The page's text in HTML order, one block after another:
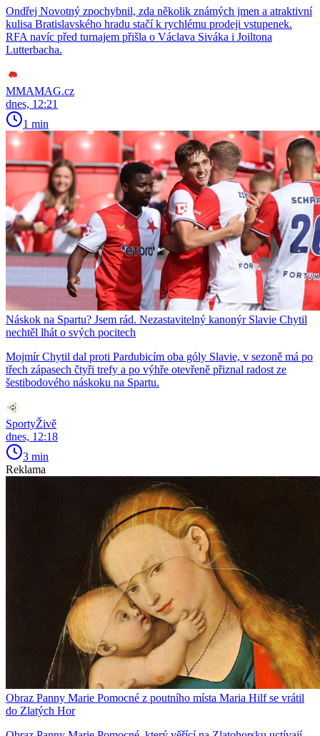
Ondřej Novotný zpochybnil, zda několik známých jmen a atraktivní
kulisa Bratislavského hradu stačí k rychlému prodeji vstupenek.
RFA navíc před turnajem přišla o Václava Siváka i Joiltona
Lutterbacha.
MMAMAG.cz
dnes, 12:21
1 min
Náskok na Spartu? Jsem rád. Nezastavitelný kanonýr Slavie Chytil
nechtěl lhát o svých pocitech
Mojmír Chytil dal proti Pardubicím oba góly Slavie, v sezoně má po
třech zápasech čtyři trefy a po výhře otevřeně přiznal radost ze
šestibodového náskoku na Spartu.
SportyŽivě
dnes, 12:18
3 min
Reklama
Obraz Panny Marie Pomocné z poutního místa Maria Hilf se vrátil
do Zlatých Hor